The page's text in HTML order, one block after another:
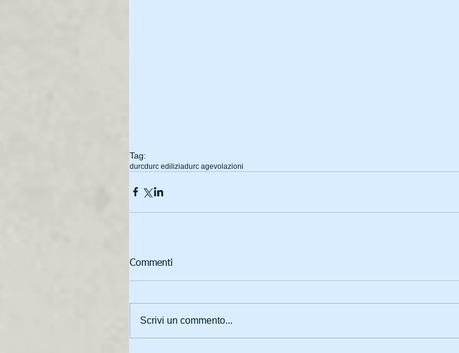
Tag:
durcdurc ediliziadurc agevolazioni
Commenti
Scrivi un commento...